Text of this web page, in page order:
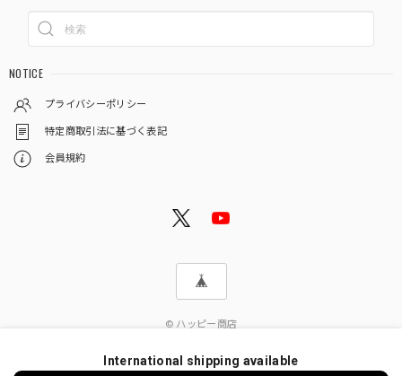
NOTICE
プライバシーポリシー
特定商取引法に基づく表記
会員規約
© ハッピー商店
International shipping available